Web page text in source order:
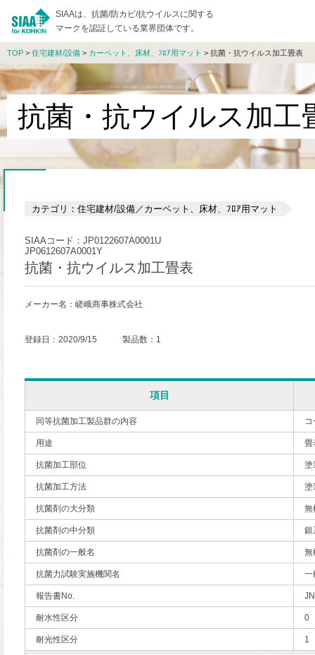
SIAAは、抗菌/防カビ/抗ウイルスに関する
マークを認証している業界団体です。
TOP > 住宅建材/設備 > カーペット、床材、ﾌﾛｱ用マット > 抗菌・抗ウイルス加工畳表
抗菌・抗ウイルス加工
カテゴリ：住宅建材/設備／カーペット、床材、ﾌﾛｱ用マット
SIAAコード：JP0122607A0001U
JP0612607A0001Y
抗菌・抗ウイルス加工畳表
メーカー名：嵯峨商事株式会社
登録日：2020/9/15 製品数：1
項目
同等抗菌加工製品群の内容 コ
用途 畳
抗菌加工部位 塗
抗菌加工方法 塗
抗菌剤の大分類 無
抗菌剤の中分類 銀
抗菌剤の一般名 無
抗菌力試験実施機関名 一
報告書No.
耐水性区分 0
耐光性区分 1